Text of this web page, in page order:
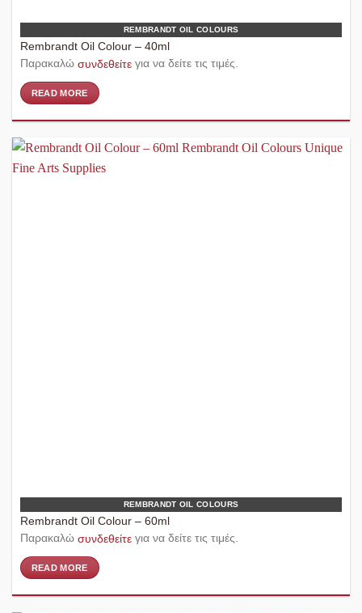
REMBRANDT OIL COLOURS
Rembrandt Oil Colour – 40ml
Παρακαλώ συνδεθείτεγια να δείτε τις τιμές.
READ MORE
REMBRANDT OIL COLOURS
Rembrandt Oil Colour – 60ml
Παρακαλώ συνδεθείτεγια να δείτε τις τιμές.
READ MORE